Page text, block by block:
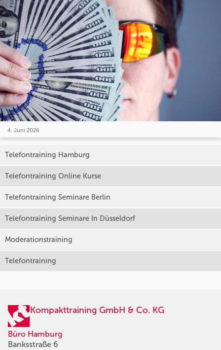
4. Juni 2026
Telefontraining Hamburg
Telefontraining Online Kurse
Telefontraining Seminare Berlin
Telefontraining Seminare In Düsseldorf
Moderationstraining
Telefontraining
Kompakttraining GmbH & Co. KG
Büro Hamburg
Banksstraße 6